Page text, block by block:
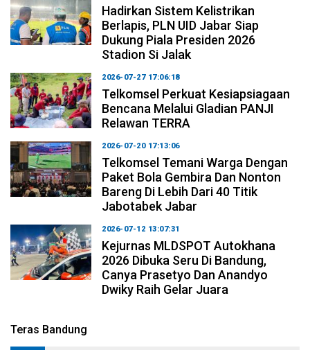
Hadirkan Sistem Kelistrikan
Berlapis, PLN UID Jabar Siap
Dukung Piala Presiden 2026
Stadion Si Jalak
2026-07-27 17:06:18
Telkomsel Perkuat Kesiapsiagaan
Bencana Melalui Gladian PANJI
Relawan TERRA
2026-07-20 17:13:06
Telkomsel Temani Warga Dengan
Paket Bola Gembira Dan Nonton
Bareng Di Lebih Dari 40 Titik
Jabotabek Jabar
2026-07-12 13:07:31
Kejurnas MLDSPOT Autokhana
2026 Dibuka Seru Di Bandung,
Canya Prasetyo Dan Anandyo
Dwiky Raih Gelar Juara
Teras Bandung